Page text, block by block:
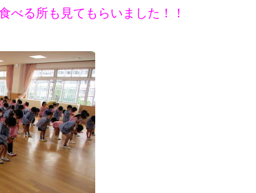
べる所も見てもらいました！！